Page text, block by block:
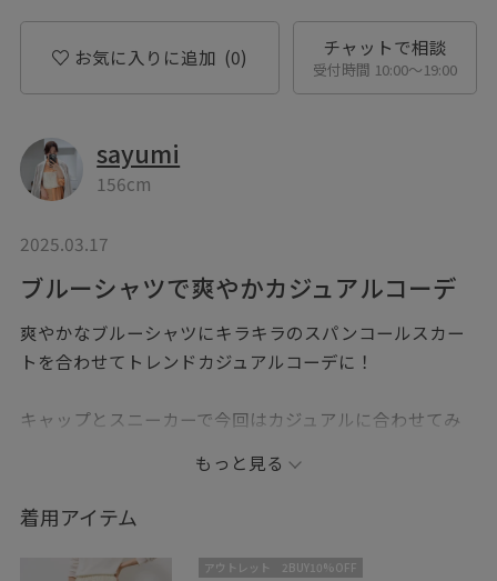
お気に入りに追加 (0) チャットで相談
受付時間 10:00〜19:00
sayumi
156cm
2025.03.17
ブルーシャツで爽やかカジュアルコーデ
爽やかなブルーシャツにキラキラのスパンコールスカー
トを合わせてトレンドカジュアルコーデに！
キャップとスニーカーで今回はカジュアルに合わせてみ
シャツは着回し投稿もしているので
よかったら参考にみてみてください☺︎
もっと見る
着用アイテム
アウトレット 2BUY10%OFF